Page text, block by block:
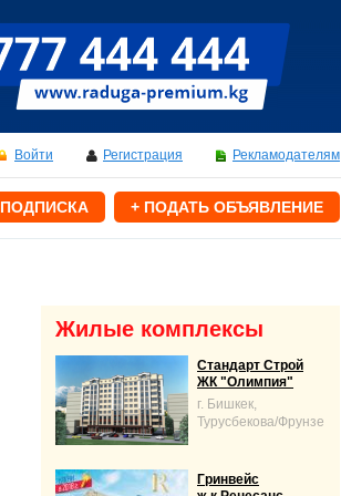
Войти Регистрация Рекламодателям
ПОДПИСКА + ПОДАТЬ ОБЪЯВЛЕНИЕ
Жилые комплексы
Стандарт Строй
ЖК "Олимпия"
г. Бишкек,
Турусбекова/Фрунзе
Гринвейс